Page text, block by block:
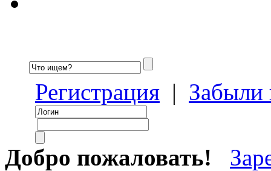
Регистрация | Забыли
Добро пожаловать!